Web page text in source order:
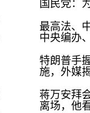
国民党：
最高法、
中央编办
特朗普手
施，外媒
蒋万安拜
离场，他